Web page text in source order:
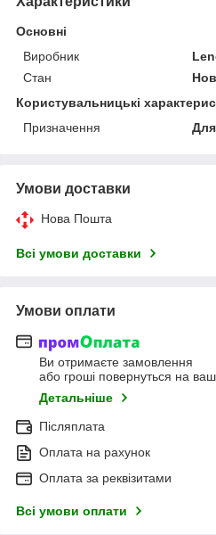
Основні
Виробник
Стан
Користувальницькі
Призначення
Умови доставки
Нова Пошта
Всі умови доставки
Умови оплати
Ви отримаєте замовлення
або гроші повернуться на
Детальніше
Післяплата
Оплата на рахунок
Оплата за реквізитами
Всі умови оплати